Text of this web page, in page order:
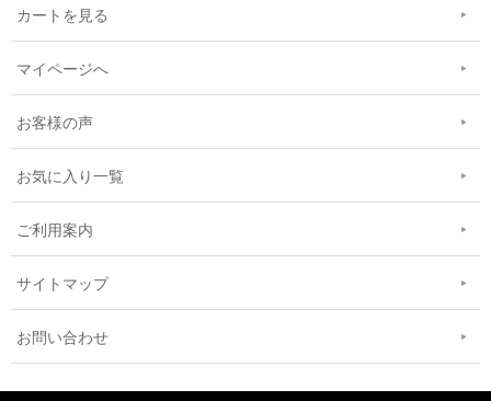
カートを見る
マイページへ
お客様の声
お気に入り一覧
ご利用案内
サイトマップ
お問い合わせ